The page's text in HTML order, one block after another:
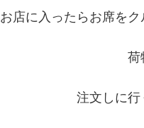
お店に入ったらお席をク
荷
注文しに行